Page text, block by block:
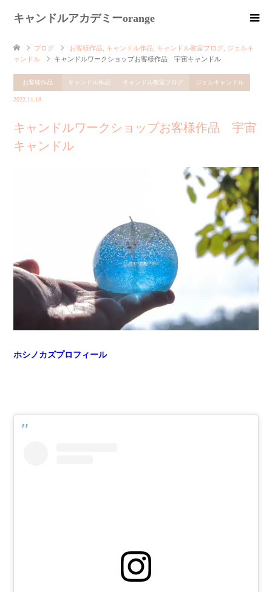
キャンドルアカデミーorange
ブログ お客様作品 キャンドル作品 キャンドル教室ブログ ジェルキ
ャンドル
キャンドルワークショップお客様作品 宇宙キャンドル
お客様作品 キャンドル作品 キャンドル教室ブログ ジェルキャンドル
2022.11.18
キャンドルワークショップお客様作品 宇宙
キャンドル
ホシノカズプロフィール